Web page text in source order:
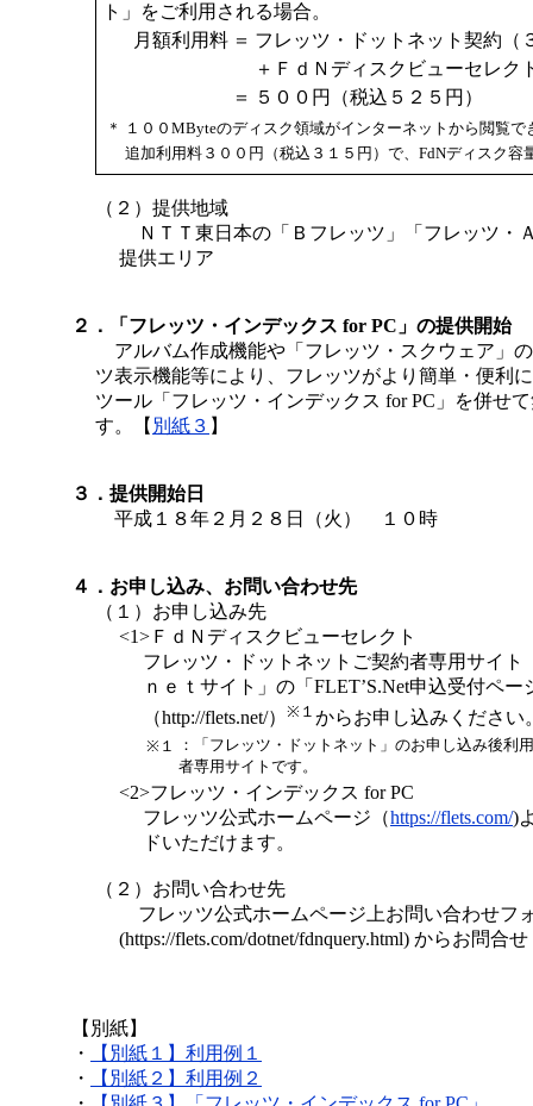
ト」をご利用される場合。
月額利用料 ＝ フレッツ・ドットネット契約（
＋ＦｄＮディスクビューセレク
＝
５００円（税込５２５円）
＊
１００MByteのディスク領域がインターネットから閲覧で
追加利用料３００円（税込３１５円）で、FdNディスク容
（２）提供地域
ＮＴＴ東日本の「Ｂフレッツ」「フレッツ・
提供エリア
２．「フレッツ・インデックス for PC」の提供開始
アルバム作成機能や「フレッツ・スクウェア」
ツ表示機能等により、フレッツがより簡単・便利
ツール「フレッツ・インデックス for PC」を併せ
す。【 別紙３ 】
３．提供開始日
平成１８年２月２８日（火） １０時
４．お申し込み、お問い合わせ先
（１）お申し込み先
<1>ＦｄＮディスクビューセレクト
フレッツ・ドットネットご契約者専用サイト
ｎｅｔサイト」の「FLET’S.Net申込受付ペー
（http://flets.net/） ※１ からお申し込みください
※１
：「フレッツ・ドットネット」のお申し込み後利
者専用サイトです。
<2>フレッツ・インデックス for PC
フレッツ公式ホームページ（https://flets.com/)
ドいただけます。
（２）お問い合わせ先
フレッツ公式ホームページ上お問い合わせフ
(https://flets.com/dotnet/fdnquery.html) からお問合
【別紙】
・
【別紙１】利用例１
・
【別紙２】利用例２